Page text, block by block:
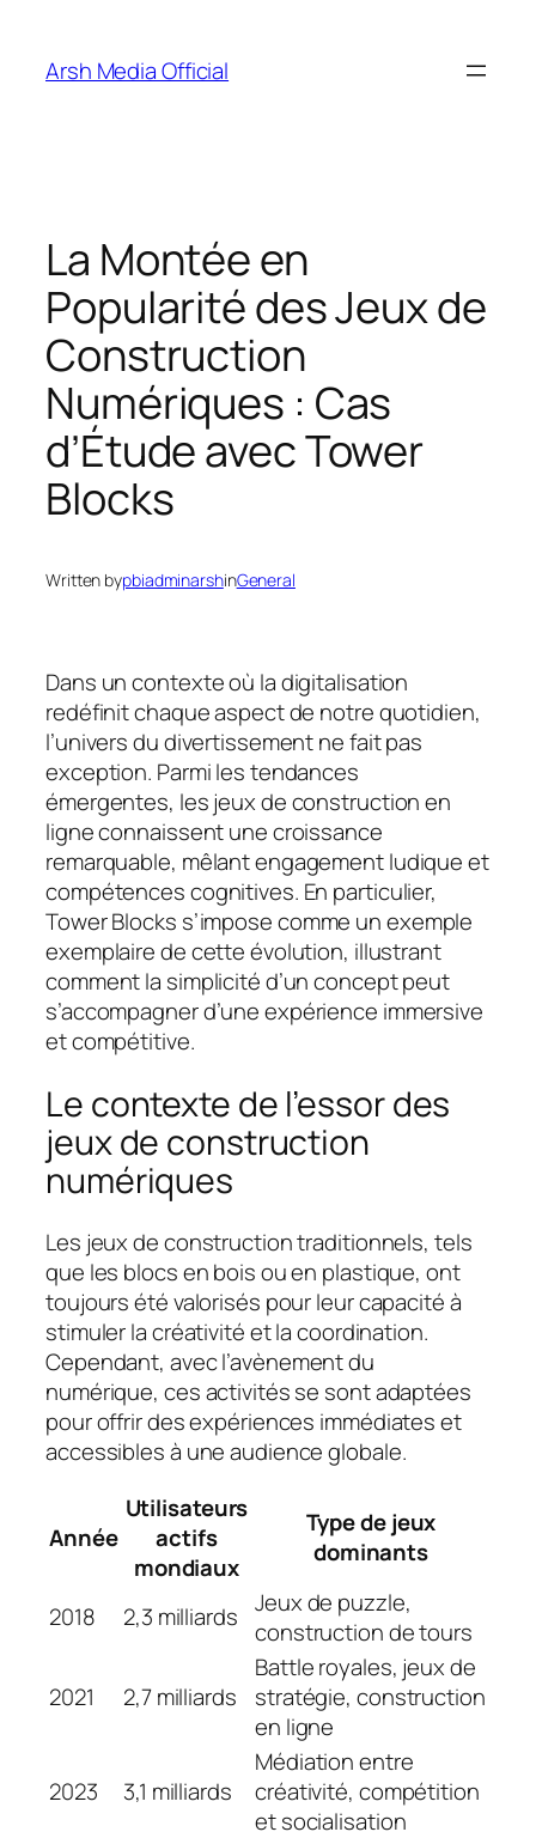
content
Arsh Media Official
La Montée en
Popularité des Jeux de
Construction
Numériques : Cas
d’Étude avec Tower
Blocks
Written bypbiadminarshinGeneral
Dans un contexte où la digitalisation
redéfinit chaque aspect de notre quotidien,
l’univers du divertissement ne fait pas
exception. Parmi les tendances
émergentes, les jeux de construction en
ligne connaissent une croissance
remarquable, mêlant engagement ludique et
compétences cognitives. En particulier,
Tower Blocks s’impose comme un exemple
exemplaire de cette évolution, illustrant
comment la simplicité d’un concept peut
s’accompagner d’une expérience immersive
et compétitive.
Le contexte de l’essor des
jeux de construction
numériques
Les jeux de construction traditionnels, tels
que les blocs en bois ou en plastique, ont
toujours été valorisés pour leur capacité à
stimuler la créativité et la coordination.
Cependant, avec l’avènement du
numérique, ces activités se sont adaptées
pour offrir des expériences immédiates et
accessibles à une audience globale.
Année
Utilisateurs
actifs
mondiaux
Type de jeux
dominants
2018 2,3 milliards Jeux de puzzle,
construction de tours
2021 2,7 milliards
Battle royales, jeux de
stratégie, construction
en ligne
2023 3,1 milliards
Médiation entre
créativité, compétition
et socialisation